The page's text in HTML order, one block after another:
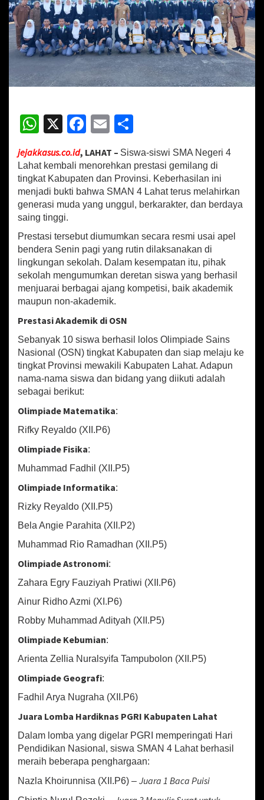
k
i
r
S
e
m
h
P
e
s
t
a
i
i
g
k
a
t
K
b
p
a
e
n
a
P
v
n
s
i
W
h
at
sA
p
p
X
Fa
b
o
o
E
m
ai
l
ar
e
jejakkasus.co.id, LAHAT – Siswa-siswi SMA Negeri 4
Lahat kembali menorehkan prestasi gemilang di
tingkat Kabupaten dan Provinsi. Keberhasilan ini
menjadi bukti bahwa SMAN 4 Lahat terus melahirkan
generasi muda yang unggul, berkarakter, dan berdaya
saing tinggi.
Prestasi tersebut diumumkan secara resmi usai apel
bendera Senin pagi yang rutin dilaksanakan di
lingkungan sekolah. Dalam kesempatan itu, pihak
sekolah mengumumkan deretan siswa yang berhasil
menjuarai berbagai ajang kompetisi, baik akademik
maupun non-akademik.
Prestasi Akademik di OSN
Sebanyak 10 siswa berhasil lolos Olimpiade Sains
Nasional (OSN) tingkat Kabupaten dan siap melaju ke
tingkat Provinsi mewakili Kabupaten Lahat. Adapun
nama-nama siswa dan bidang yang diikuti adalah
sebagai berikut:
Olimpiade Matematika:
Rifky Reyaldo (XII.P6)
Olimpiade Fisika:
Muhammad Fadhil (XII.P5)
Olimpiade Informatika:
Rizky Reyaldo (XII.P5)
Bela Angie Parahita (XII.P2)
Muhammad Rio Ramadhan (XII.P5)
Olimpiade Astronomi:
Zahara Egry Fauziyah Pratiwi (XII.P6)
Ainur Ridho Azmi (XI.P6)
Robby Muhammad Adityah (XII.P5)
Olimpiade Kebumian:
Arienta Zellia Nuralsyifa Tampubolon (XII.P5)
Olimpiade Geografi:
Fadhil Arya Nugraha (XII.P6)
Juara Lomba Hardiknas PGRI Kabupaten Lahat
Dalam lomba yang digelar PGRI memperingati Hari
Pendidikan Nasional, siswa SMAN 4 Lahat berhasil
meraih beberapa penghargaan:
Nazla Khoirunnisa (XII.P6) – Juara 1 Baca Puisi